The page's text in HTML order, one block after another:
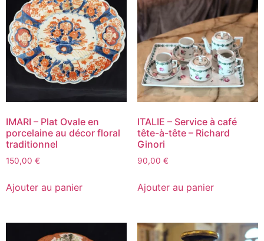
IMARI – Plat Ovale en
porcelaine au décor floral
traditionnel
150,00 €
Ajouter au panier
ITALIE – Service à café
tête-à-tête – Richard
Ginori
90,00 €
Ajouter au panier